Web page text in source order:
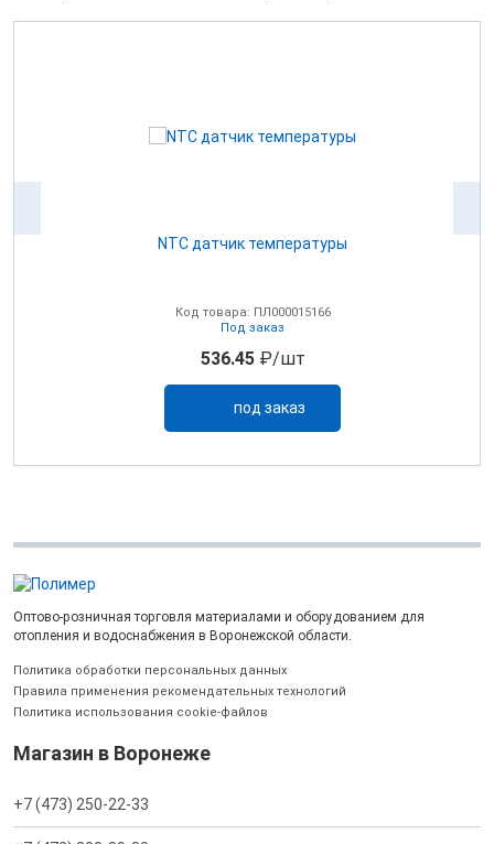
NTC датчик температуры
Код товара: ПЛ000015166
Под заказ
536.45₽/шт
под заказ
Оптово-розничная торговля материалами и оборудованием для
отопления и водоснабжения в Воронежской области.
Политика обработки персональных данных
Правила применения рекомендательных технологий
Политика использования cookie-файлов
Магазин в Воронеже
+7 (473) 250-22-33